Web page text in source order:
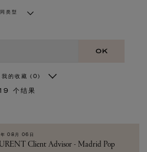
类型
OK
我的收藏 (0)
个结果
08月 06日
Client Advisor - Madrid Pop